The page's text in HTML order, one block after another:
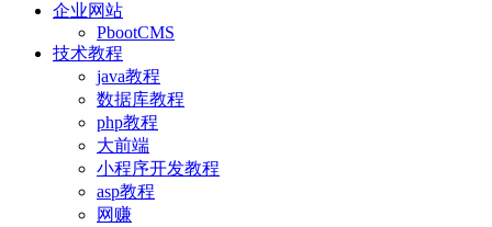
企业网站
PbootCMS
技术教程
java教程
数据库教程
php教程
大前端
小程序开发教程
asp教程
网赚